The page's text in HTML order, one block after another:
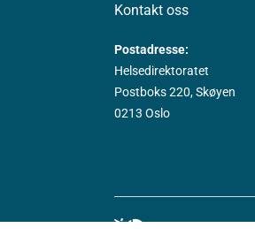
Kontakt oss
Postadresse:
Helsedirektoratet
Postboks 220, Skøyen
0213 Oslo